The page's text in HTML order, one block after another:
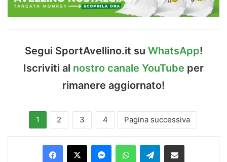
Segui SportAvellino.it su WhatsApp!
Iscriviti al nostro canale YouTube per
rimanere aggiornato!
1 2 3 4 Pagina successiva
Facebook
X MessengerWhatsAppTelegramCondividi via Email